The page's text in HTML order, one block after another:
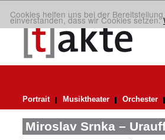
Cookies helfen uns bei der
einverstanden, dass wir Cookies setzen.
Portrait Musiktheater Orchester
Miroslav Srnka –